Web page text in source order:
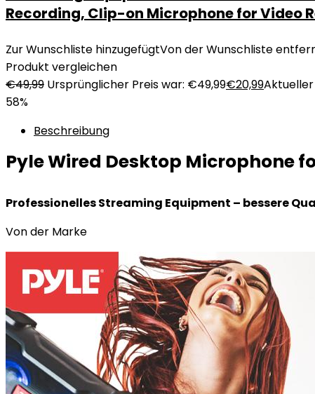
Recording, Clip-on Microphone for Video
Zur Wunschliste hinzugefügtVon der Wunschliste
Produkt vergleichen
€49,99 Ursprünglicher Preis war: €49,99€20,99Aktueller
58%
Beschreibung
Pyle Wired Desktop Microphone
Professionelles Streaming Equipment – bessere
Von der Marke